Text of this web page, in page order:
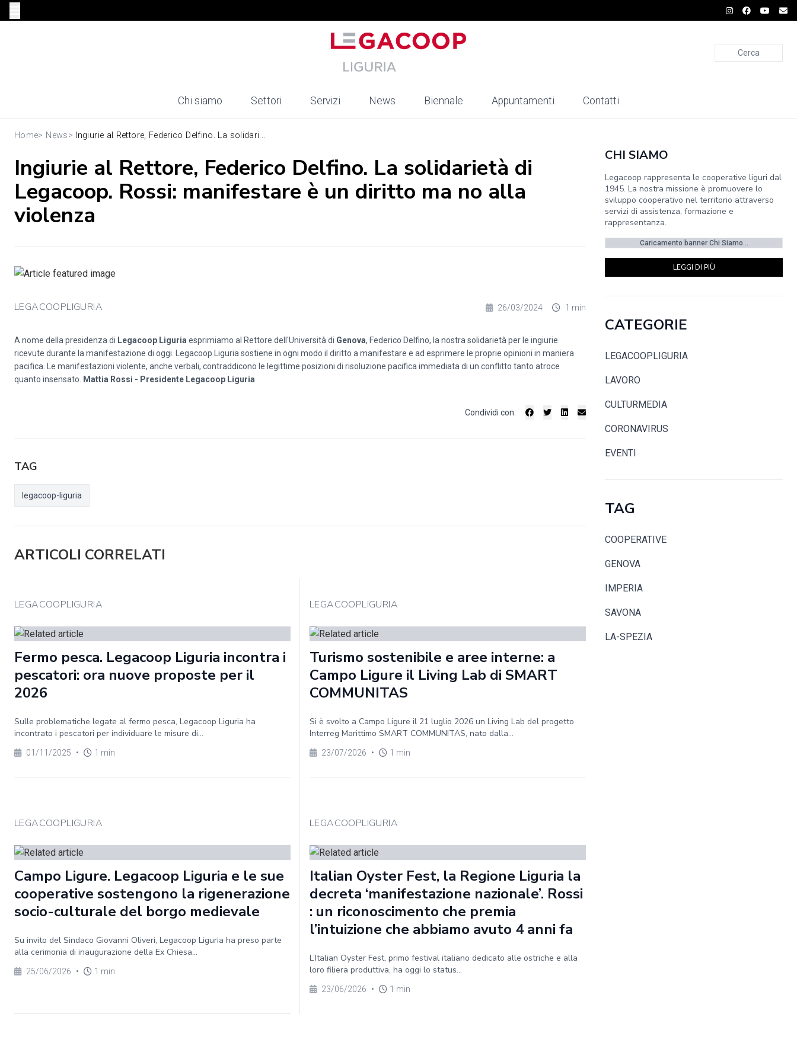
Cerca
Chi siamo Settori Servizi News Biennale Appuntamenti Contatti
Home> News> Ingiurie al Rettore, Federico Delfino. La solidari...
Ingiurie al Rettore, Federico Delfino. La solidarietà di
Legacoop. Rossi: manifestare è un diritto ma no alla
violenza
LEGACOOPLIGURIA 26/03/2024 1 min
A nome della presidenza di Legacoop Liguria esprimiamo al Rettore dell'Università di Genova, Federico Delfino, la nostra solidarietà per le ingiurie
ricevute durante la manifestazione di oggi. Legacoop Liguria sostiene in ogni modo il diritto a manifestare e ad esprimere le proprie opinioni in maniera
pacifica. Le manifestazioni violente, anche verbali, contraddicono le legittime posizioni di risoluzione pacifica immediata di un conflitto tanto atroce
quanto insensato.
Mattia Rossi - Presidente Legacoop Liguria
Condividi con:
TAG
legacoop-liguria
ARTICOLI CORRELATI
LEGACOOPLIGURIA
Fermo pesca. Legacoop Liguria incontra i
pescatori: ora nuove proposte per il
2026
Sulle problematiche legate al fermo pesca, Legacoop Liguria ha
incontrato i pescatori per individuare le misure di...
01/11/2025 • 1 min
LEGACOOPLIGURIA
Turismo sostenibile e aree interne: a
Campo Ligure il Living Lab di SMART
COMMUNITAS
Si è svolto a Campo Ligure il 21 luglio 2026 un Living Lab del progetto
Interreg Marittimo SMART COMMUNITAS, nato dalla...
23/07/2026 • 1 min
LEGACOOPLIGURIA
Campo Ligure. Legacoop Liguria e le sue
cooperative sostengono la rigenerazione
socio-culturale del borgo medievale
Su invito del Sindaco Giovanni Oliveri, Legacoop Liguria ha preso parte
alla cerimonia di inaugurazione della Ex Chiesa...
25/06/2026 • 1 min
LEGACOOPLIGURIA
Italian Oyster Fest, la Regione Liguria la
decreta ‘manifestazione nazionale’. Rossi
: un riconoscimento che premia
l’intuizione che abbiamo avuto 4 anni fa
L’Italian Oyster Fest, primo festival italiano dedicato alle ostriche e alla
loro filiera produttiva, ha oggi lo status...
23/06/2026 • 1 min
CHI SIAMO
Legacoop rappresenta le cooperative liguri dal
1945. La nostra missione è promuovere lo
sviluppo cooperativo nel territorio attraverso
servizi di assistenza, formazione e
rappresentanza.
Caricamento banner Chi Siamo...
LEGGI DI PIÙ
CATEGORIE
LEGACOOPLIGURIA
LAVORO
CULTURMEDIA
CORONAVIRUS
EVENTI
TAG
COOPERATIVE
GENOVA
IMPERIA
SAVONA
LA-SPEZIA